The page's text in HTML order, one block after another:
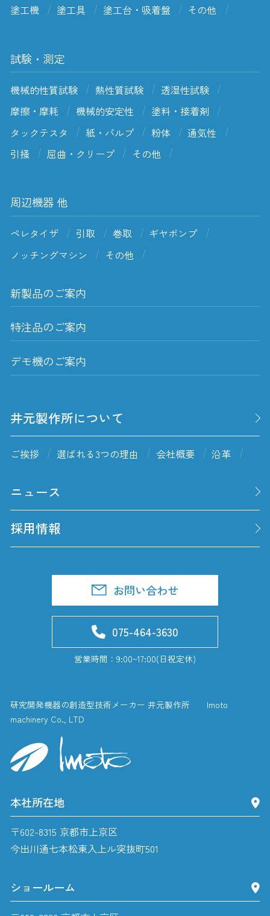
塗工機 塗工具 塗工台・吸着盤 その他
試験・測定
機械的性質試験 熱性質試験
透湿性試験
摩擦・摩耗
機械的安定性
塗料・接着剤
タックテスタ
紙・パルプ 粉体
通気性
引掻
屈曲・クリープ その他
周辺機器 他
ペレタイザ 引取 巻取
ギヤポンプ
ノッチングマシン
その他
新製品のご案内
特注品のご案内
デモ機のご案内
井元製作所について
ご挨拶 選ばれる3つの理由 会社概要 沿革
ニュース
採用情報
お問い合わせ
075-464-3630
営業時間：9:00~17:00(日祝定休)
研究開発機器の創造型技術メーカー 井元製作所 Imoto
machinery Co., LTD
本社所在地
〒602-8315 京都市上京区
今出川通七本松東入上ル突抜町501
ショールーム